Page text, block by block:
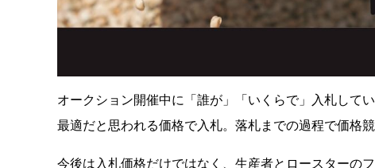
オークション開催中に「誰が」「いくらで」入札して
最適だと思われる価格で入札。落札までの過程で価格競
今後は入札価格だけではなく、生産者とロースターの